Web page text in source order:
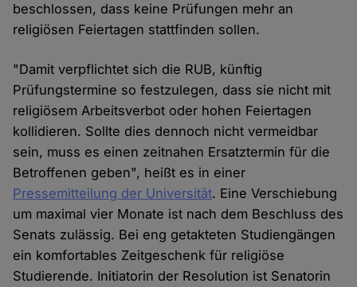
beschlossen, dass keine Prüfungen mehr an
religiösen Feiertagen stattfinden sollen.
"Damit verpflichtet sich die RUB, künftig
Prüfungstermine so festzulegen, dass sie nicht mit
religiösem Arbeitsverbot oder hohen Feiertagen
kollidieren. Sollte dies dennoch nicht vermeidbar
sein, muss es einen zeitnahen Ersatztermin für die
Betroffenen geben", heißt es in einer
Pressemitteilung der Universität. Eine Verschiebung
um maximal vier Monate ist nach dem Beschluss des
Senats zulässig. Bei eng getakteten Studiengängen
ein komfortables Zeitgeschenk für religiöse
Studierende. Initiatorin der Resolution ist Senatorin